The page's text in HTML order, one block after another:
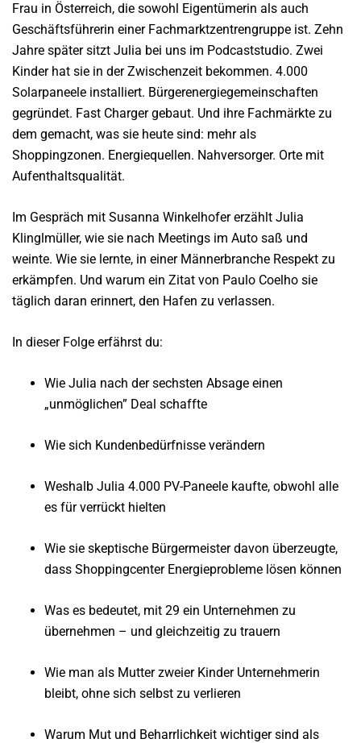
Frau in Österreich, die sowohl Eigentümerin als auch
Geschäftsführerin einer Fachmarktzentrengruppe ist. Zehn
Jahre später sitzt Julia bei uns im Podcaststudio. Zwei
Kinder hat sie in der Zwischenzeit bekommen. 4.000
Solarpaneele installiert. Bürgerenergiegemeinschaften
gegründet. Fast Charger gebaut. Und ihre Fachmärkte zu
dem gemacht, was sie heute sind: mehr als
Shoppingzonen. Energiequellen. Nahversorger. Orte mit
Aufenthaltsqualität.
Im Gespräch mit Susanna Winkelhofer erzählt Julia
Klinglmüller, wie sie nach Meetings im Auto saß und
weinte. Wie sie lernte, in einer Männerbranche Respekt zu
erkämpfen. Und warum ein Zitat von Paulo Coelho sie
täglich daran erinnert, den Hafen zu verlassen.
In dieser Folge erfährst du:
Wie Julia nach der sechsten Absage einen
„unmöglichen” Deal schaffte
Wie sich Kundenbedürfnisse verändern
Weshalb Julia 4.000 PV-Paneele kaufte, obwohl alle
es für verrückt hielten
Wie sie skeptische Bürgermeister davon überzeugte,
dass Shoppingcenter Energieprobleme lösen können
Was es bedeutet, mit 29 ein Unternehmen zu
übernehmen – und gleichzeitig zu trauern
Wie man als Mutter zweier Kinder Unternehmerin
bleibt, ohne sich selbst zu verlieren
Warum Mut und Beharrlichkeit wichtiger sind als